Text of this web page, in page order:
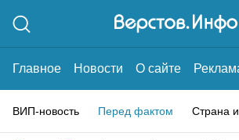
Главное Новости О сайте
ВИП-новость Перед фактом Страна